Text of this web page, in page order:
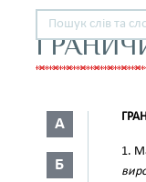
А
Б
1.